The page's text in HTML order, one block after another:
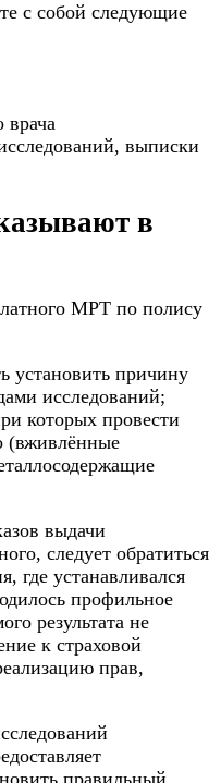
с собой следующие
врача
выписки
в
МРТ по полису
установить причину
исследований;
которых провести
(вживлённые
выдачи
следует обратиться
где устанавливался
профильное
результата не
к страховой
прав,
правильный